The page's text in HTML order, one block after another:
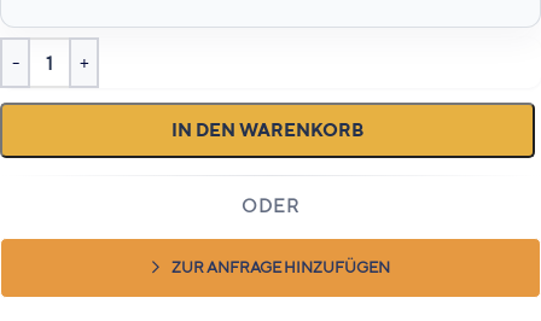
IN DEN WARENKORB
ZUR ANFRAGE HINZUFÜGEN